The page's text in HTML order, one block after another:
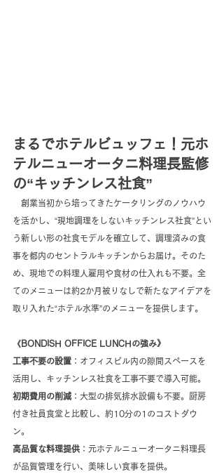
まるでホテルビュッフェ！元ホ
テルニューオータニ料理長監修
の“キッチンレス社食”
創業当初から培ってきたケータリングのノウハウ
を活かし、“現地調理をしないキッチンレス社食”とい
う新しい形の社食モデルを確立して、調理済みの食
事を都内のセントラルキッチンからお届け。そのた
め、現地での料理人雇用や食材の仕入れも不要。全
てのメニューは約2か月被りなしで新たなアイデアを
取り入れた“ホテル水準”のメニューを提供します。
《BONDISH OFFICE LUNCHの強み》
工事不要の設置 ：オフィスビル内の隙間スペースを
活用し、キッチンレス社食を工事不要で導入可能。
初期費用の削減 ：大型の排気排水設備も不要。厨房
付き社員食堂と比較し、約10分の1のコストダウ
ン。
高品質な料理提供 ：元ホテルニューオータニ料理長
が品質管理を行い、美味しい食事を提供。